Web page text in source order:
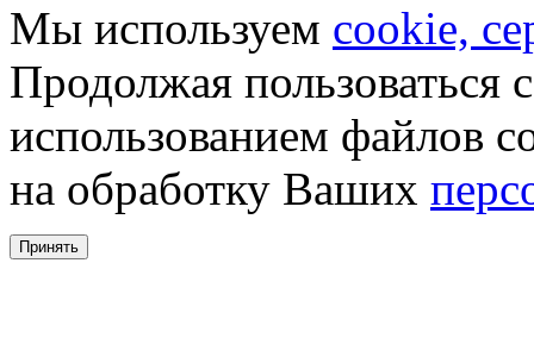
Мы используем cookie,
Продолжая пользоваться
использованием файлов
на обработку Ваших
Принять